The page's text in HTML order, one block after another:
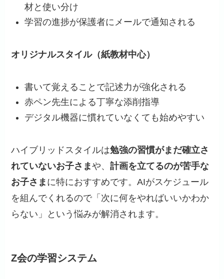
材と使い分け
学習の進捗が保護者にメールで通知される
オリジナルスタイル（紙教材中心）
書いて覚えることで記述力が強化される
赤ペン先生による丁寧な添削指導
デジタル機器に慣れていなくても始めやすい
ハイブリッドスタイルは勉強の習慣がまだ確立さ
れていないお子さまや、計画を立てるのが苦手な
お子さま に特におすすめです。AIがスケジュール
を組んでくれるので「次に何をやればいいかわか
らない」という悩みが解消されます。
Z会の学習システム